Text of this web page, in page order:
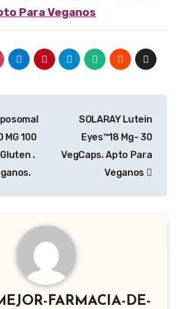
Para Veganos
MG 100
.
SOLARAY Lutein
Eyes™18 Mg- 30
VegCaps. Apto Para
Veganos
FARMACIA-DE-